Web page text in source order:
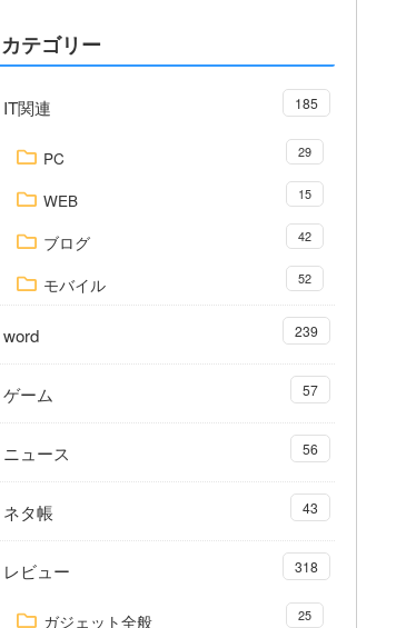
カテゴリー
IT関連 185
PC 29
WEB 15
ブログ 42
モバイル 52
word 239
ゲーム 57
ニュース 56
ネタ帳 43
レビュー 318
ガジェット全般 25